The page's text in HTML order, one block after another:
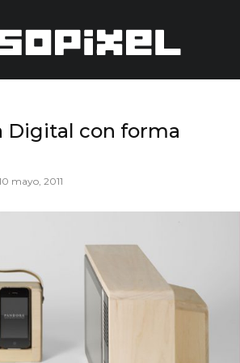
Digital con forma
mayo, 2011